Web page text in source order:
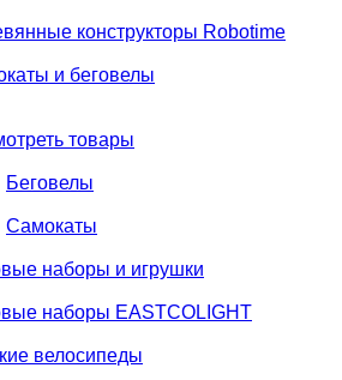
конструкторы Robotime
и беговелы
товары
Беговелы
Самокаты
наборы и игрушки
наборы EASTCOLIGHT
велосипеды